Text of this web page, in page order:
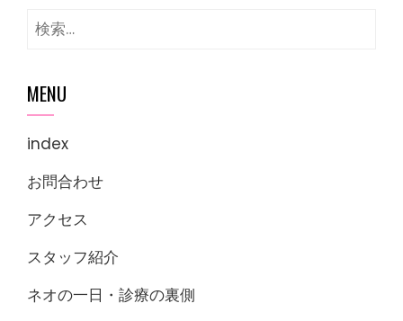
検
MENU
index
お問合わせ
アクセス
スタッフ紹介
ネオの一日・診療の裏側